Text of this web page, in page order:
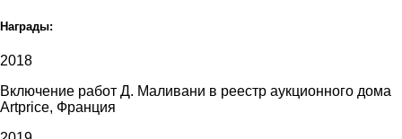
Награды:
2018
Включение работ Д. Маливани в реестр аукционного дома
Artprice, Франция